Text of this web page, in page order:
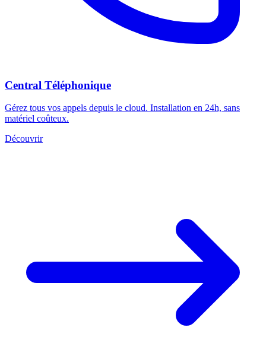
Central Téléphonique
Gérez tous vos appels depuis le cloud. Installation en 24h, sans
matériel coûteux.
Découvrir